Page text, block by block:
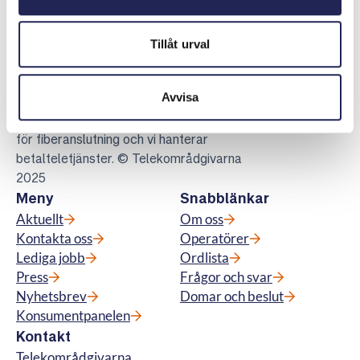
Tillåt urval
Avvisa
Telekområdgivarna
Telekområdgivarna ger opartisk och
kostnadsfri vägledning till konsumenter om
abonnemang för tv, telefoni, bredband samt
för fiberanslutning och vi hanterar
betalteletjänster. © Telekområdgivarna
2025
Meny
Aktuellt
Kontakta oss
Lediga jobb
Press
Nyhetsbrev
Konsumentpanelen
Snabblänkar
Om oss
Operatörer
Ordlista
Frågor och svar
Domar och beslut
Kontakt